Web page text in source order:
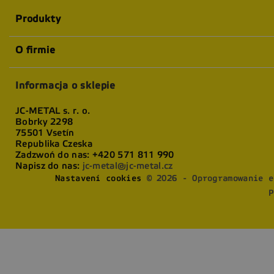
Produkty
O firmie
Informacja o sklepie
JC-METAL s. r. o.
Bobrky 2298
75501 Vsetín
Republika Czeska
Zadzwoń do nas: +420 571 811 990
Napisz do nas: jc-metal@jc-metal.cz
Nastavení cookies
© 2026 - Oprogramowanie